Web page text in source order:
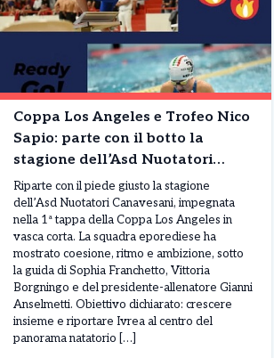
Coppa Los Angeles e Trofeo Nico
Sapio: parte con il botto la
stagione dell’Asd Nuotatori
Canavesani
Riparte con il piede giusto la stagione
dell’Asd Nuotatori Canavesani, impegnata
nella 1ª tappa della Coppa Los Angeles in
vasca corta. La squadra eporediese ha
mostrato coesione, ritmo e ambizione, sotto
la guida di Sophia Franchetto, Vittoria
Borgningo e del presidente-allenatore Gianni
Anselmetti. Obiettivo dichiarato: crescere
insieme e riportare Ivrea al centro del
panorama natatorio […]